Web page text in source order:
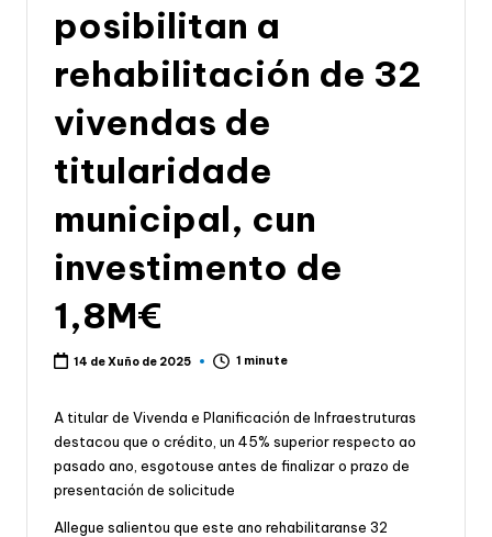
posibilitan a
rehabilitación de 32
vivendas de
titularidade
municipal, cun
investimento de
1,8M€
14 de Xuño de 2025 1 minute
A titular de Vivenda e Planificación de Infraestruturas
destacou que o crédito, un 45% superior respecto ao
pasado ano, esgotouse antes de finalizar o prazo de
presentación de solicitude
Allegue salientou que este ano rehabilitaranse 32